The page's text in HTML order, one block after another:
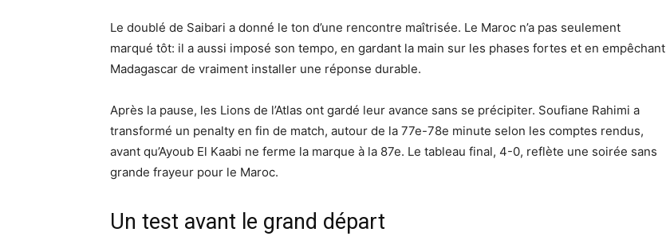
Le doublé de Saibari a donné le ton d’une rencontre maîtrisée. Le Maroc n’a pas seulement
marqué tôt: il a aussi imposé son tempo, en gardant la main sur les phases fortes et en empêchant
Madagascar de vraiment installer une réponse durable.
Après la pause, les Lions de l’Atlas ont gardé leur avance sans se précipiter. Soufiane Rahimi a
transformé un penalty en fin de match, autour de la 77e-78e minute selon les comptes rendus,
avant qu’Ayoub El Kaabi ne ferme la marque à la 87e. Le tableau final, 4-0, reflète une soirée sans
grande frayeur pour le Maroc.
Un test avant le grand départ